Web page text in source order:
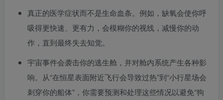
真正的医学症状而不是生命血条。例如，缺氧会使你呼
吸得更快速、更有力，会模糊你的视线，减慢你的动
作，直到最终失去知觉。
宇宙事件会袭击你的逃生舱，并对舱内系统产生各种影
响。从“在恒星表面附近飞行会导致过热”到“小行星场会
刺穿你的船体”，你需要预测和处理这些情况以避免“狗